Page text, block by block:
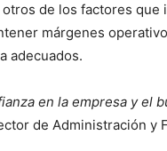
de los factores
márgenes
adecuados.
en la empresa y el
de Administración y